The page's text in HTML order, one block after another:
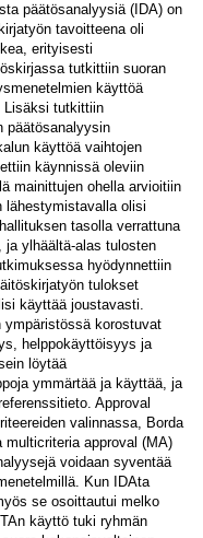
päätösanalyysiä (IDA) on
tavoitteena oli
erityisesti
tutkittiin suoran
käyttöä
Lisäksi tutkittiin
päätösanalyysin
käyttöä vaihtojen
käynnissä oleviin
mainittujen ohella arvioitiin
lähestymistavalla olisi
tasolla verrattuna
ja ylhäältä-alas tulosten
hyödynnettiin
tulokset
käyttää joustavasti.
ympäristössä korostuvat
helppokäyttöisyys ja
löytää
ymmärtää ja käyttää, ja
Approval
valinnassa, Borda
approval (MA)
voidaan syventää
Kun IDAta
se osoittautui melko
käyttö tuki ryhmän